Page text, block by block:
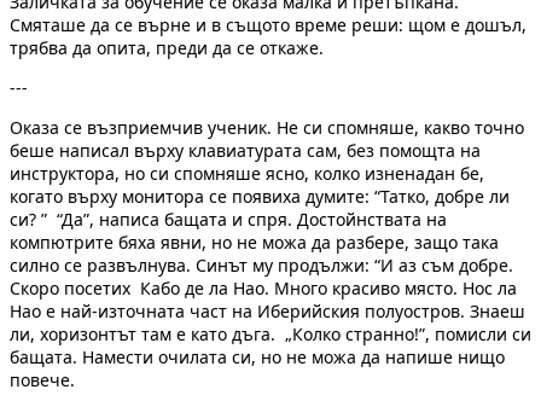
Смяташе да се върне и в същото време реши: щом е дошъл,
трябва да опита, преди да се откаже.
---
Оказа се възприемчив ученик. Не си спомняше, какво точно
беше написал върху клавиатурата сам, без помощта на
инструктора, но си спомняше ясно, колко изненадан бе,
когато върху монитора се появиха думите: “Татко, добре ли
си? ” “Да”, написа бащата и спря. Достойнствата на
компютрите бяха явни, но не можа да разбере, защо така
силно се развълнува. Синът му продължи: “И аз съм добре.
Скоро посетих Кабо де ла Нао. Много красиво място. Нос ла
Нао е най-източната част на Иберийския полуостров. Знаеш
ли, хоризонтът там е като дъга. „Колко странно!”, помисли си
бащата. Намести очилата си, но не можа да напише нищо
повече.